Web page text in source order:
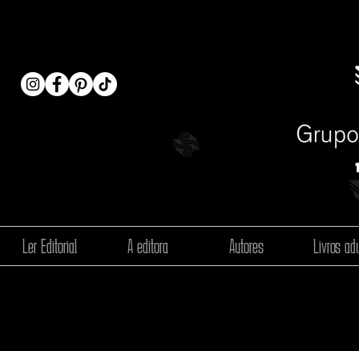
Ler Editorial A editora Autores Livros